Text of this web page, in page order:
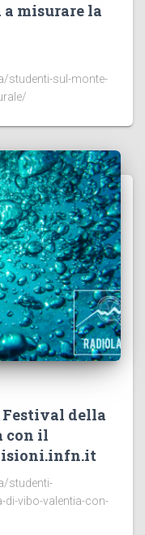
misurare la
studenti-sul-monte-
della
con il
studenti-
di-vibo-valentia-con-